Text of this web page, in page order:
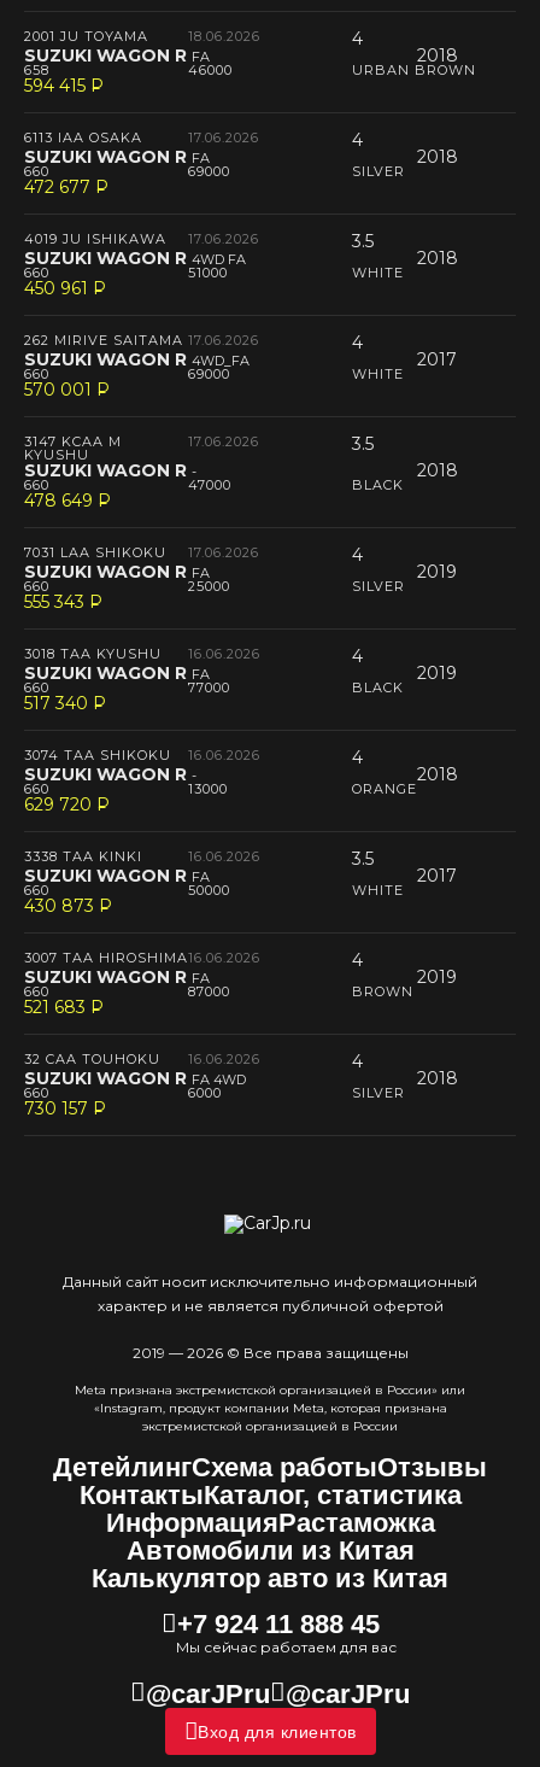
2001 JU TOYAMA 18.06.2026 4
SUZUKI WAGON R FA 2018
658 46000 URBAN BROWN
594 415 P
--
6113 IAA OSAKA 17.06.2026 4
SUZUKI WAGON R FA 2018
660 69000 SILVER
472 677 P
--
4019 JU ISHIKAWA 17.06.2026 3.5
SUZUKI WAGON R 4WD FA 2018
660 51000 WHITE
450 961 P
--
262 MIRIVE SAITAMA 17.06.2026 4
SUZUKI WAGON R 4WD_FA 2017
660 69000 WHITE
570 001 P
--
3147 KCAA M
KYUSHU
17.06.2026
3.5
SUZUKI WAGON R - 2018
660 47000 BLACK
478 649 P
--
7031 LAA SHIKOKU 17.06.2026 4
SUZUKI WAGON R FA 2019
660 25000 SILVER
555 343 P
--
3018 TAA KYUSHU 16.06.2026 4
SUZUKI WAGON R FA 2019
660 77000 BLACK
517 340 P
--
3074 TAA SHIKOKU 16.06.2026 4
SUZUKI WAGON R - 2018
660 13000 ORANGE
629 720 P
--
3338 TAA KINKI 16.06.2026 3.5
SUZUKI WAGON R FA 2017
660 50000 WHITE
430 873 P
--
3007 TAA HIROSHIMA16.06.2026 4
SUZUKI WAGON R FA 2019
660 87000 BROWN
521 683 P
--
32 CAA TOUHOKU 16.06.2026 4
SUZUKI WAGON R FA 4WD 2018
660 6000 SILVER
730 157 P
--
Данный сайт носит исключительно информационный
характер и не является публичной офертой
2019 — 2026 © Все права защищены
Meta признана экстремистcкой организацией в России» или
«Instagram, продукт компании Meta, которая признана
экстремистской организацией в России
ДетейлингСхема работыОтзывы
КонтактыКаталог, статистика
ИнформацияРастаможка
Автомобили из Китая
Калькулятор авто из Китая
+7 924 11 888 45
Мы сейчас работаем для вас
@carJPru @carJPru
Вход для клиентов